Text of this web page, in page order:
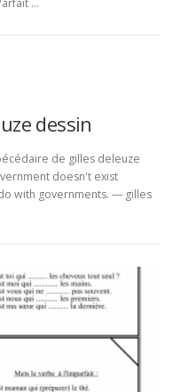
dessin
de gilles deleuze
doesn't exist
with governments. ― gilles